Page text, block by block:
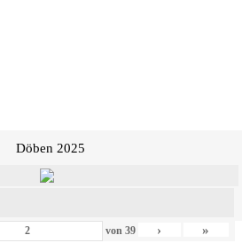
Döben 2025
von 39 › »